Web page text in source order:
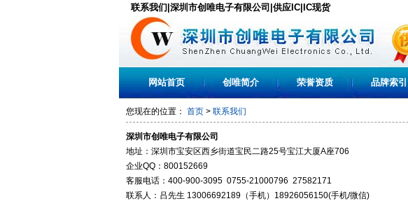
联系我们|深圳市创唯电子有限公司|供应IC|IC现货
网站首页 创唯简介 荣誉资质 品牌索引
您现在的位置： 首页 > 联系我们
深圳市创唯电子有限公司
地址：深圳市宝安区西乡街道宝民二路25号宝江大厦A座706
企业QQ：800152669
客服电话：400-900-3095 0755-21000796 27582171
联系人：吕先生 13006692189（手机）18926056150(手机/微信)